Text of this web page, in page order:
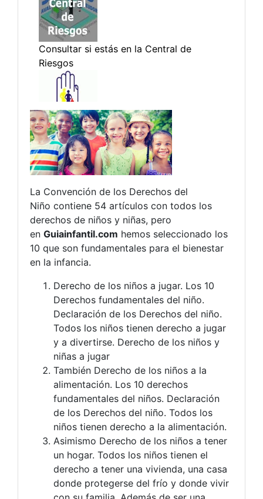
La Convención de los Derechos del
Niño contiene 54 artículos con todos los
derechos de niños y niñas, pero
en Guiainfantil.com hemos seleccionado los
10 que son fundamentales para el bienestar
en la infancia.
Derecho de los niños a jugar. Los 10
Derechos fundamentales del niño.
Declaración de los Derechos del niño.
Todos los niños tienen derecho a jugar
y a divertirse. Derecho de los niños y
niñas a jugar
También Derecho de los niños a la
alimentación. Los 10 derechos
fundamentales del niños. Declaración
de los Derechos del niño. Todos los
niños tienen derecho a la alimentación.
Asimismo Derecho de los niños a tener
un hogar. Todos los niños tienen el
derecho a tener una vivienda, una casa
donde protegerse del frío y donde vivir